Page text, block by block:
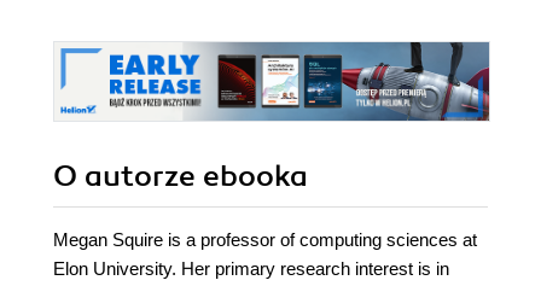
O autorze ebooka
Megan Squire is a professor of computing sciences at
Elon University. Her primary research interest is in